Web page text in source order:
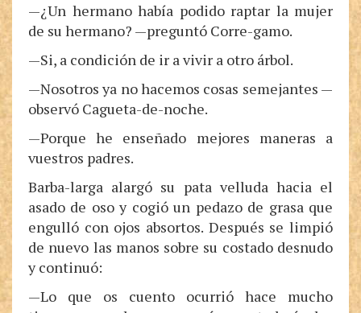
—¿Un hermano había podido raptar la mujer
de su hermano? —preguntó Corre-gamo.
—Si, a condición de ir a vivir a otro árbol.
—Nosotros ya no hacemos cosas semejantes —
observó Cagueta-de-noche.
—Porque he enseñado mejores maneras a
vuestros padres.
Barba-larga alargó su pata velluda hacia el
asado de oso y cogió un pedazo de grasa que
engulló con ojos absortos. Después se limpió
de nuevo las manos sobre su costado desnudo
y continuó:
—Lo que os cuento ocurrió hace mucho